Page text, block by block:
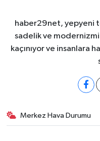
haber29net, yepyeni
sadelik ve
kaçınıyor ve insanlara
Merkez Hava Durumu